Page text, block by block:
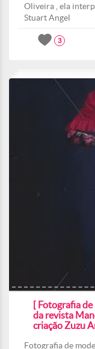
Oliveira , ela
Stuart Angel
3
[ Fotografia de
da revista
criação Zuzu
Fotografia de